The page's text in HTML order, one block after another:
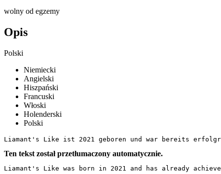
wolny od egzemy
Opis
Polski
Niemiecki
Angielski
Hiszpański
Francuski
Włoski
Holenderski
Polski
Liamant's Like ist 2021 geboren und war bereits
Ten tekst został przetłumaczony automatycznie.
Liamant's Like was born in 2021 and has already